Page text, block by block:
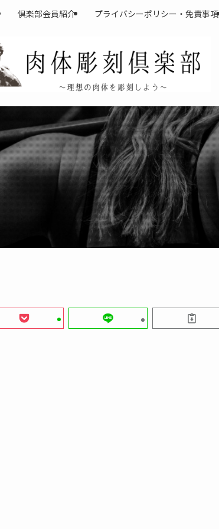
倶楽部会員紹介 プライバシーポリシー・免責事項